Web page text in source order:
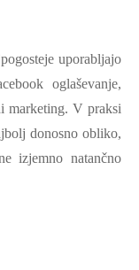
uporabljajo
oglaševanje,
marketing. V praksi
donosno obliko,
izjemno natančno